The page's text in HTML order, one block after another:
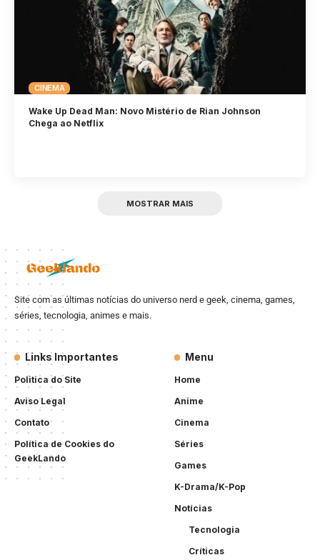
CINEMA
Wake Up Dead Man: Novo Mistério de Rian Johnson
Chega ao Netflix
MOSTRAR MAIS
Site com as últimas notícias do universo nerd e geek, cinema, games,
séries, tecnologia, animes e mais.
Links Importantes
Politica do Site
Aviso Legal
Contato
Política de Cookies do
GeekLando
Menu
Home
Anime
Cinema
Séries
Games
K-Drama/K-Pop
Notícias
Tecnologia
Críticas